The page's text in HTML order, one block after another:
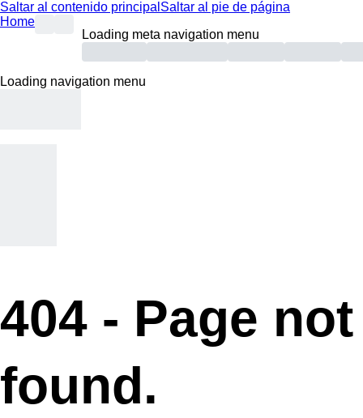
Saltar al contenido principal Saltar al pie de página
Home
Loading meta navigation menu
Loading navigation menu
404 - Page not
found.